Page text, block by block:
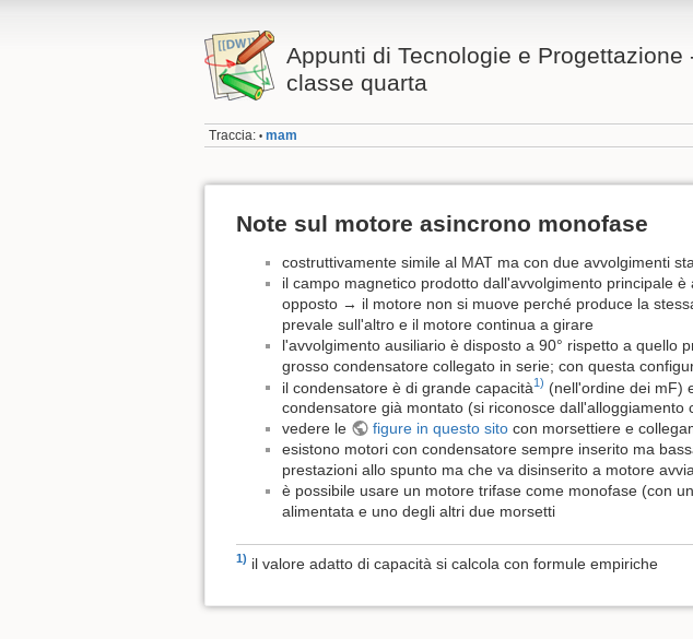
Appunti di Tecnologie e Progettazione
classe quarta
Traccia: • mam
Note sul motore asincrono monofase
costruttivamente simile al MAT ma con due avvolgimenti
il campo magnetico prodotto dall'avvolgimento principale
opposto → il motore non si muove perché produce la
prevale sull'altro e il motore continua a girare
l'avvolgimento ausiliario è disposto a 90° rispetto a quello
grosso condensatore collegato in serie; con questa
il condensatore è di grande capacità1) (nell'ordine dei mF)
condensatore già montato (si riconosce
vedere le
figure in questo sitocon morsettiere e
esistono motori con condensatore sempre inserito ma
prestazioni allo spunto ma che va disinserito a motore
è possibile usare un motore trifase come monofase (con
alimentata e uno degli altri due morsetti
1) il valore adatto di capacità si calcola con formule empiriche